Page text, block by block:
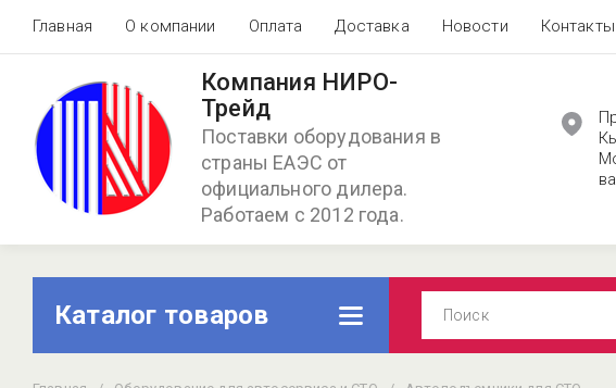
Главная О компании Оплата Доставка Новости Контакты
Компания НИРО-
Трейд
Поставки оборудования в
страны ЕАЭС от
официального дилера.
Работаем с 2012 года.
Каталог товаров